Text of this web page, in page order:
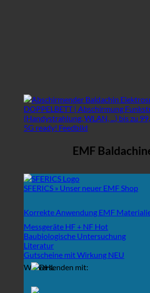
EMF
SFERICS » Unser neuer EMF Shop
Korrekte Anwendung EMF
Messgeräte HF + NF
Baubiologische Untersuchung
Literatur
Gutscheine mit Wirkung
Wir versenden mit: